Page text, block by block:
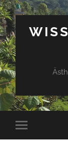
Mobile-
Menü